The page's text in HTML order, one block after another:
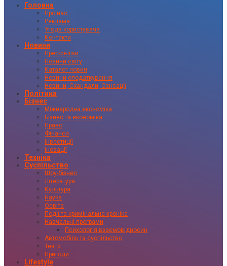
Головна
Про нас
Реклама
Угода користувача
Контакти
Новини
Прес-релізи
Новини світу
Каталог новин
Новини оподаткування
Новини, Скандали, Сенсації
Політика
Бізнес
Міжнародна економіка
Бізнес та економіка
Право
Фінанси
Інвестиції
Іновації
Техніка
Суспільство
Шоу-бізнес
Література
Культура
Наука
Освіта
Події та кримінальна хроніка
Навчальні програми
Психологія взаємовідносин
Автомобіль та суспільство
Театр
Пригоди
Lifestyle